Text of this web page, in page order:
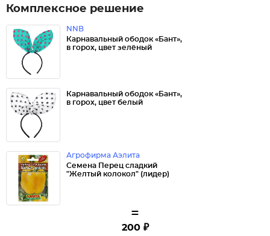
Комплексное решение
NNB
Карнавальный ободок «Бант»,
в горох, цвет зелёный
Карнавальный ободок «Бант»,
в горох, цвет белый
Агрофирма Аэлита
Семена Перец сладкий
"Желтый колокол" (лидер)
=
200 ₽